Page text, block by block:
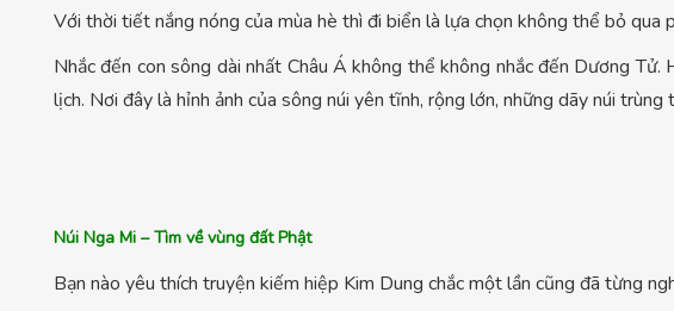
Với thời tiết nắng nóng của mùa hè thì đi biển là lựa chọn không thể bỏ
Nhắc đến con sông dài nhất Châu Á không thể không nhắc đến Dương
lịch. Nơi đây là hỉnh ảnh của sông núi yên tĩnh, rộng lớn, những dãy núi
Núi Nga Mi – Tìm về vùng đất Phật
Bạn nào yêu thích truyện kiếm hiệp Kim Dung chắc một lần cũng đã từng